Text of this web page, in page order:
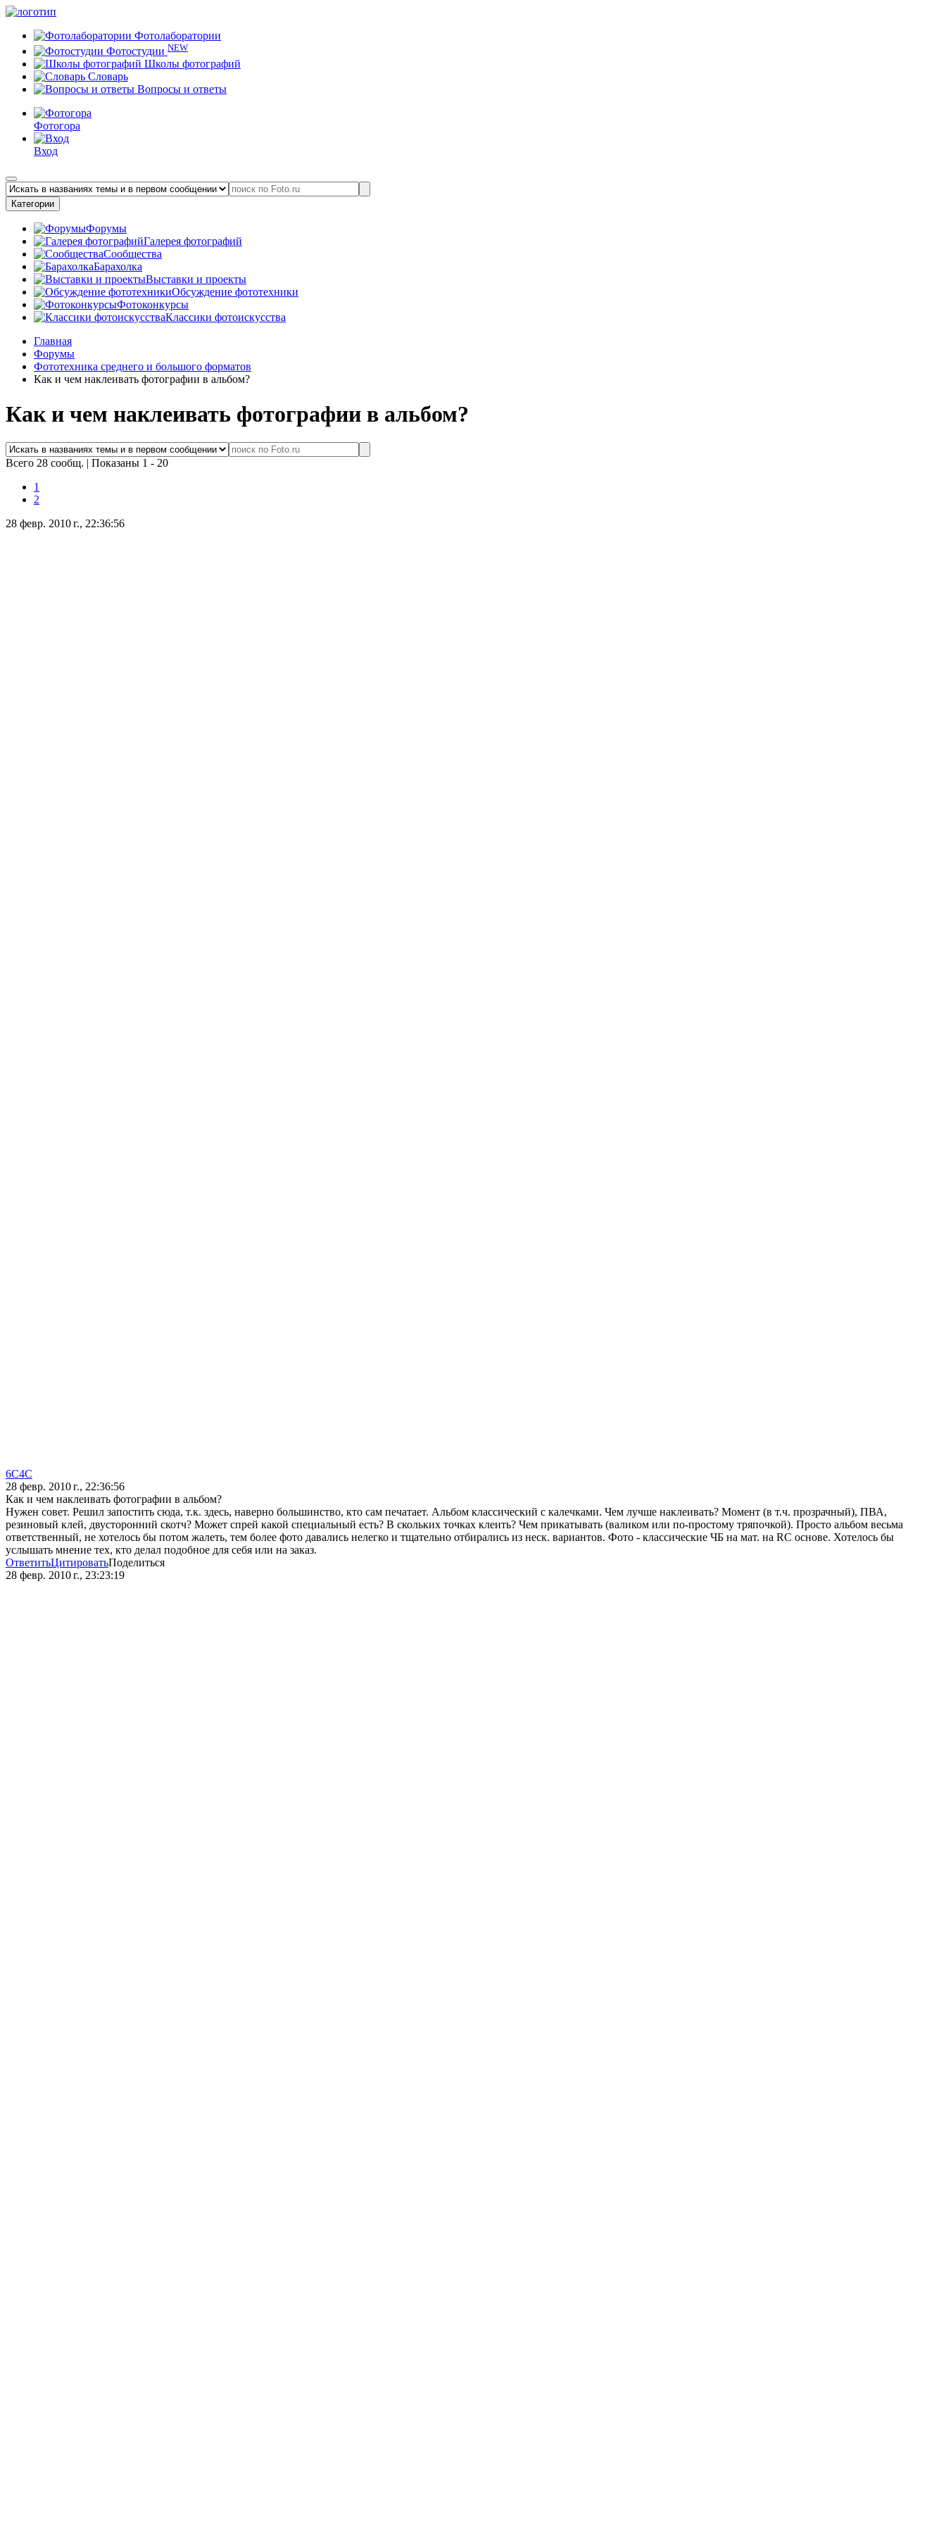
Фотолаборатории
Фотостудии NEW
Школы фотографий
Словарь
Вопросы и ответы
Фотогора
Вход
Категории
Форумы
Галерея фотографий
Сообщества
Барахолка
Выставки и проекты
Обсуждение фототехники
Фотоконкурсы
Классики фотоискусства
Главная
Форумы
Фототехника среднего и большого форматов
Как и чем наклеивать фотографии в альбом?
Как и чем наклеивать фотографии в альбом?
Всего 28 сообщ. | Показаны 1 - 20
1
2
28 февр. 2010 г., 22:36:56
6C4C
28 февр. 2010 г., 22:36:56
Как и чем наклеивать фотографии в альбом?
Нужен совет. Решил запостить сюда, т.к. здесь, наверно большинство, кто сам печатает. Альбом классический с калечками. Чем лучше наклеивать? Момент (в т.ч. прозрачный), ПВА,
резиновый клей, двусторонний скотч? Может спрей какой специальный есть? В скольких точках клеить? Чем прикатывать (валиком или по-простому тряпочкой). Просто альбом весьма
ответственный, не хотелось бы потом жалеть, тем более фото давались нелегко и тщательно отбирались из неск. вариантов. Фото - классические ЧБ на мат. на RC основе. Хотелось бы
услышать мнение тех, кто делал подобное для себя или на заказ.
ОтветитьЦитироватьПоделиться
28 февр. 2010 г., 23:23:19